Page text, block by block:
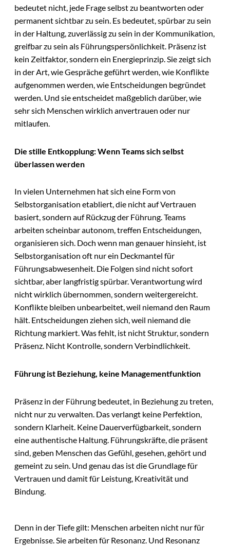
bedeutet nicht, jede Frage selbst zu beantworten oder
permanent sichtbar zu sein. Es bedeutet, spürbar zu sein
in der Haltung, zuverlässig zu sein in der Kommunikation,
greifbar zu sein als Führungspersönlichkeit. Präsenz ist
kein Zeitfaktor, sondern ein Energieprinzip. Sie zeigt sich
in der Art, wie Gespräche geführt werden, wie Konflikte
aufgenommen werden, wie Entscheidungen begründet
werden. Und sie entscheidet maßgeblich darüber, wie
sehr sich Menschen wirklich anvertrauen oder nur
mitlaufen.
Die stille Entkopplung: Wenn Teams sich selbst
überlassen werden
In vielen Unternehmen hat sich eine Form von
Selbstorganisation etabliert, die nicht auf Vertrauen
basiert, sondern auf Rückzug der Führung. Teams
arbeiten scheinbar autonom, treffen Entscheidungen,
organisieren sich. Doch wenn man genauer hinsieht, ist
Selbstorganisation oft nur ein Deckmantel für
Führungsabwesenheit. Die Folgen sind nicht sofort
sichtbar, aber langfristig spürbar. Verantwortung wird
nicht wirklich übernommen, sondern weitergereicht.
Konflikte bleiben unbearbeitet, weil niemand den Raum
hält. Entscheidungen ziehen sich, weil niemand die
Richtung markiert. Was fehlt, ist nicht Struktur, sondern
Präsenz. Nicht Kontrolle, sondern Verbindlichkeit.
Führung ist Beziehung, keine Managementfunktion
Präsenz in der Führung bedeutet, in Beziehung zu treten,
nicht nur zu verwalten. Das verlangt keine Perfektion,
sondern Klarheit. Keine Dauerverfügbarkeit, sondern
eine authentische Haltung. Führungskräfte, die präsent
sind, geben Menschen das Gefühl, gesehen, gehört und
gemeint zu sein. Und genau das ist die Grundlage für
Vertrauen und damit für Leistung, Kreativität und
Bindung.
Denn in der Tiefe gilt: Menschen arbeiten nicht nur für
Ergebnisse. Sie arbeiten für Resonanz. Und Resonanz